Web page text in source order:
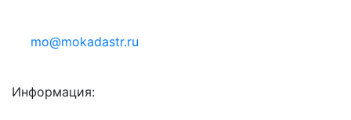
mo@mokadastr.ru
Информация: